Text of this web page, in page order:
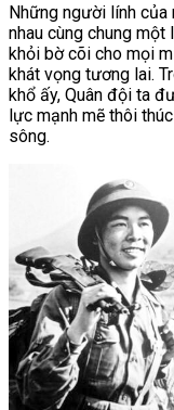
Những người lính của
nhau cùng chung
khỏi bờ cõi cho mọi
khát vọng tương lai.
khổ ấy, Quân đội ta
lực mạnh mẽ thôi
sông.